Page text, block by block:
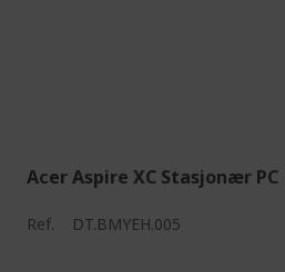
Acer Aspire XC Stasjonær
Ref. DT.BMYEH.005